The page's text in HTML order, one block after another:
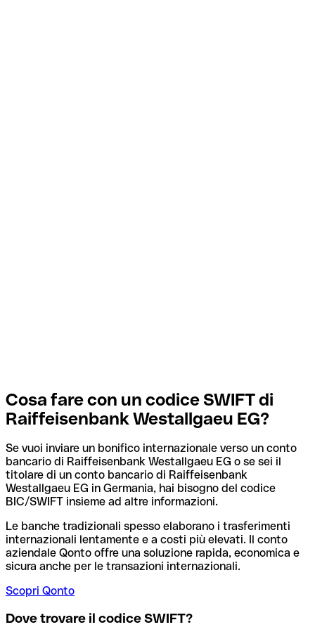
Cosa fare con un codice SWIFT di
Raiffeisenbank Westallgaeu EG?
Se vuoi inviare un bonifico internazionale verso un conto
bancario di Raiffeisenbank Westallgaeu EG o se sei il
titolare di un conto bancario di Raiffeisenbank
Westallgaeu EG in Germania, hai bisogno del codice
BIC/SWIFT insieme ad altre informazioni.
Le banche tradizionali spesso elaborano i trasferimenti
internazionali lentamente e a costi più elevati. Il conto
aziendale Qonto offre una soluzione rapida, economica e
sicura anche per le transazioni internazionali.
Scopri Qonto
Dove trovare il codice SWIFT?